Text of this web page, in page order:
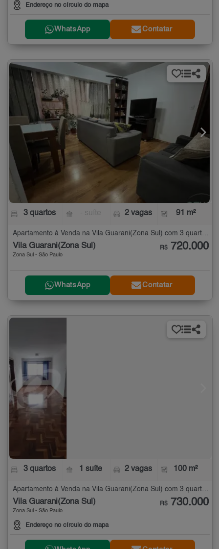
Endereço no círculo do mapa
WhatsApp Contatar
3 quartos 2 vagas 91 m²
Vila Guarani(Zona Sul)
Zona Sul - São Paulo
R$ 720.000
WhatsApp Contatar
3 quartos 1 suíte 2 vagas 100 m²
Apartamento à Venda na Vila Guarani(Zona Sul) com 3 quartos - 100 m²
Vila Guarani(Zona Sul)
Zona Sul - São Paulo
Endereço no círculo do mapa
R$ 730.000